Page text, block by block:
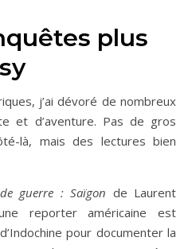
plus
j’ai dévoré de nombreux
et d’aventure. Pas de gros
là, mais des lectures bien
guerre : Saïgon de Laurent
reporter américaine est
pour documenter la